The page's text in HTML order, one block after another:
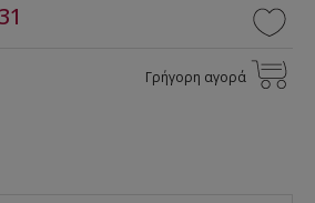
Γρήγορη αγορά